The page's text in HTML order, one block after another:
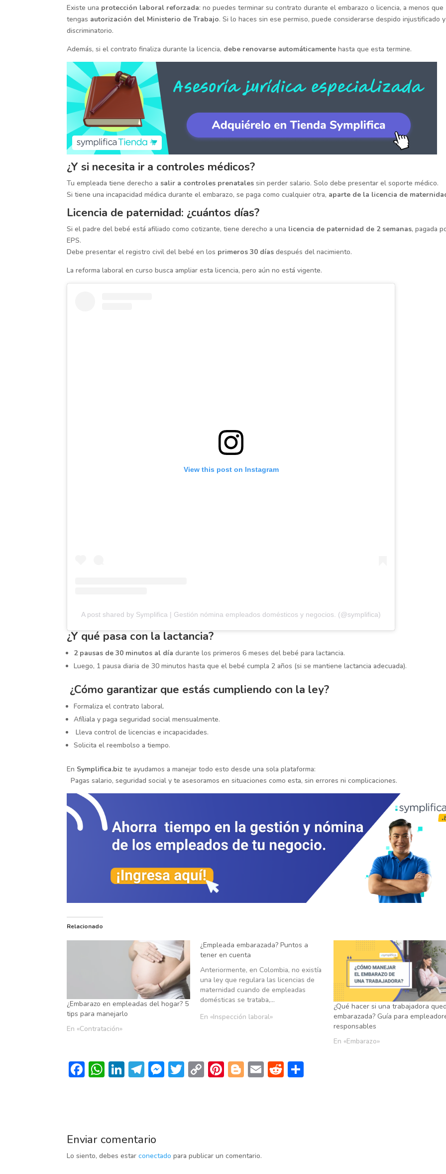
Existe una protección laboral reforzada: no puedes terminar su contrato durante el embarazo o licencia, a menos que
tengas autorización del Ministerio de Trabajo. Si lo haces sin ese permiso, puede considerarse despido injustificado y
discriminatorio.
Además, si el contrato finaliza durante la licencia, debe renovarse automáticamente hasta que esta termine.
¿Y si necesita ir a controles médicos?
Tu empleada tiene derecho a salir a controles prenatales sin perder salario. Solo debe presentar el soporte médico.
Si tiene una incapacidad médica durante el embarazo, se paga como cualquier otra, aparte de la licencia de
Licencia de paternidad: ¿cuántos días?
Si el padre del bebé está afiliado como cotizante, tiene derecho a una licencia de paternidad de 2 semanas, pagada
EPS.
Debe presentar el registro civil del bebé en los primeros 30 días después del nacimiento.
La reforma laboral en curso busca ampliar esta licencia, pero aún no está vigente.
View this post on Instagram
A post shared by Symplifica | Gestión nómina empleados domésticos y negocios. (@symplifica)
¿Y qué pasa con la lactancia?
2 pausas de 30 minutos al día durante los primeros 6 meses del bebé para lactancia.
Luego, 1 pausa diaria de 30 minutos hasta que el bebé cumpla 2 años (si se mantiene lactancia adecuada).
¿Cómo garantizar que estás cumpliendo con la ley?
Formaliza el contrato laboral.
Afíliala y paga seguridad social mensualmente.
Lleva control de licencias e incapacidades.
Solicita el reembolso a tiempo.
En Symplifica.biz te ayudamos a manejar todo esto desde una sola plataforma:
Pagas salario, seguridad social y te asesoramos en situaciones como esta, sin errores ni complicaciones.
Relacionado
¿Embarazo en empleadas del hogar? 5
tips para manejarlo
En «Contratación»
¿Empleada embarazada? Puntos a
tener en cuenta
Anteriormente, en Colombia, no existía
una ley que regulara las licencias de
maternidad cuando de empleadas
domésticas se trataba,…
En «Inspección laboral»
¿Qué hacer si una trabajadora
embarazada? Guía para
responsables
En «Embarazo»
F
o
o
k
W
A
p
p
Li
dI
n
T
a
m
M
er
T C
n
k
Pi Bl E R
Enviar comentario
Lo siento, debes estarconectado para publicar un comentario.